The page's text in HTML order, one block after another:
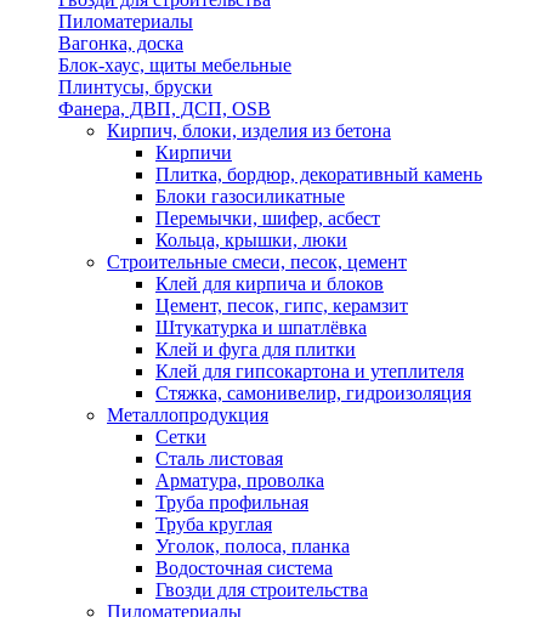
Пиломатериалы
Вагонка, доска
Блок-хаус, щиты мебельные
Плинтусы, бруски
Фанера, ДВП, ДСП, OSB
Кирпич, блоки, изделия из бетона
Кирпичи
Плитка, бордюр, декоративный камень
Блоки газосиликатные
Перемычки, шифер, асбест
Кольца, крышки, люки
Строительные смеси, песок, цемент
Клей для кирпича и блоков
Цемент, песок, гипс, керамзит
Штукатурка и шпатлёвка
Клей и фуга для плитки
Клей для гипсокартона и утеплителя
Стяжка, самонивелир, гидроизоляция
Металлопродукция
Сетки
Сталь листовая
Арматура, проволка
Труба профильная
Труба круглая
Уголок, полоса, планка
Водосточная система
Гвозди для строительства
Пиломатериалы